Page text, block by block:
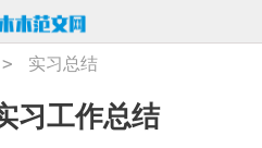
> 实习总结
习工作总结